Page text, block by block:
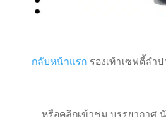
กลับหน้าแรกรองเท้าเซฟตี้ลำป
หรือคลิกเข้าชม บรรยากาศ